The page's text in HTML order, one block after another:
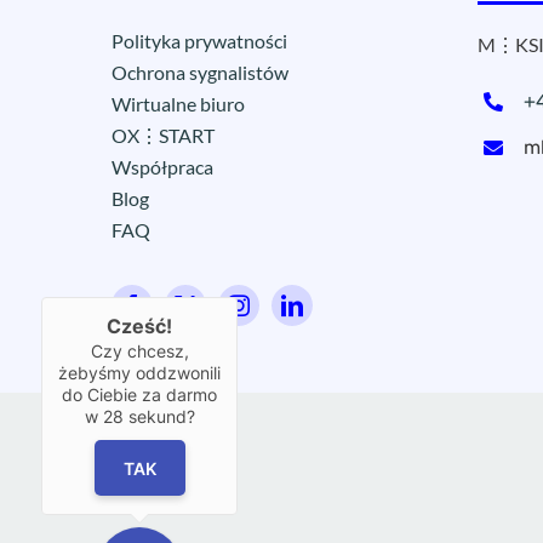
Polityka prywatności
Ochrona sygnalistów
Wirtualne biuro
OX⋮START
Współpraca
Blog
FAQ
Cześć!
Czy chcesz,
żebyśmy oddzwonili
do Ciebie za darmo
w 28 sekund?
TAK